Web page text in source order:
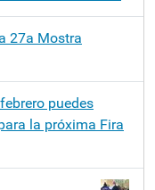
27a Mostra
puedes
la próxima Fira